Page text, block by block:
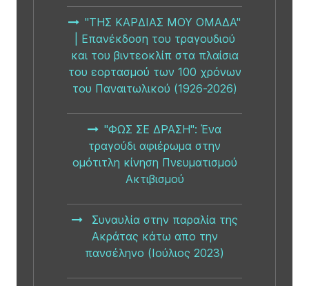
"ΤΗΣ ΚΑΡΔΙΑΣ ΜΟΥ ΟΜΑΔΑ"
| Επανέκδοση του τραγουδιού
και του βιντεοκλίπ στα πλαίσια
του εορτασμού των 100 χρόνων
του Παναιτωλικού (1926-2026)
"ΦΩΣ ΣΕ ΔΡΑΣΗ": Ένα
τραγούδι αφιέρωμα στην
ομότιτλη κίνηση Πνευματισμού
Ακτιβισμού
Συναυλία στην παραλία της
Ακράτας κάτω απο την
πανσέληνο (Ιούλιος 2023)